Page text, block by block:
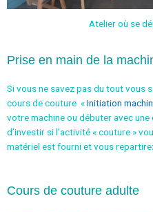
Atelier où se
Prise en main de la
Si vous ne savez pas du tout vous
cours de couture «Initiation
votre machine ou débuter avec une
d’investir si l’activité « couture »
matériel est fourni et vous
Cours de couture adulte